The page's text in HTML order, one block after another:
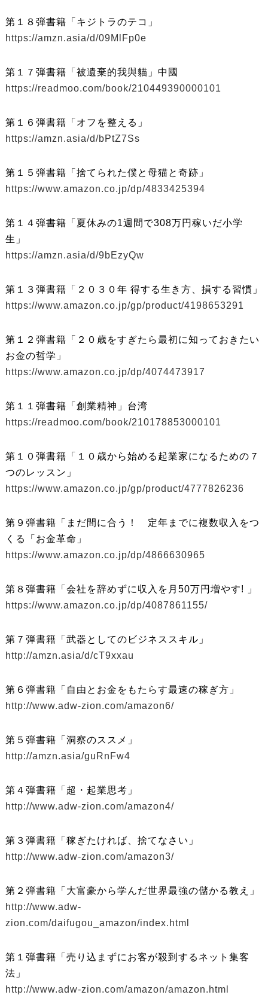
第１８弾書籍「キジトラのテコ」
https://amzn.asia/d/09MlFp0e
第１７弾書籍「被遺棄的我與貓」中國
https://readmoo.com/book/210449390000101
第１６弾書籍「オフを整える」
https://amzn.asia/d/bPtZ7Ss
第１５弾書籍「捨てられた僕と母猫と奇跡」
https://www.amazon.co.jp/dp/4833425394
第１４弾書籍「夏休みの1週間で308万円稼いだ小学
生」
https://amzn.asia/d/9bEzyQw
第１３弾書籍「２０３０年 得する生き方、損する習慣」
https://www.amazon.co.jp/gp/product/4198653291
第１２弾書籍「２０歳をすぎたら最初に知っておきたい
お金の哲学」
https://www.amazon.co.jp/dp/4074473917
第１１弾書籍「創業精神」台湾
https://readmoo.com/book/210178853000101
第１０弾書籍「１０歳から始める起業家になるための７
つのレッスン」
https://www.amazon.co.jp/gp/product/4777826236
第９弾書籍「まだ間に合う！ 定年までに複数収入をつ
くる「お金革命」
https://www.amazon.co.jp/dp/4866630965
第８弾書籍「会社を辞めずに収入を月50万円増やす! 」
https://www.amazon.co.jp/dp/4087861155/
第７弾書籍「武器としてのビジネススキル」
http://amzn.asia/d/cT9xxau
第６弾書籍「自由とお金をもたらす最速の稼ぎ方」
http://www.adw-zion.com/amazon6/
第５弾書籍「洞察のススメ」
http://amzn.asia/guRnFw4
第４弾書籍「超・起業思考」
http://www.adw-zion.com/amazon4/
第３弾書籍「稼ぎたければ、捨てなさい」
http://www.adw-zion.com/amazon3/
第２弾書籍「大富豪から学んだ世界最強の儲かる教え」
http://www.adw-
zion.com/daifugou_amazon/index.html
第１弾書籍「売り込まずにお客が殺到するネット集客
法」
http://www.adw-zion.com/amazon/amazon.html